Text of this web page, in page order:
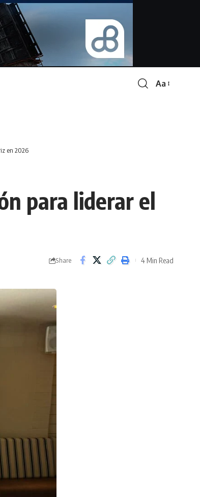
Font
Aa
en 2026
para liderar el
Share 4 Min Read